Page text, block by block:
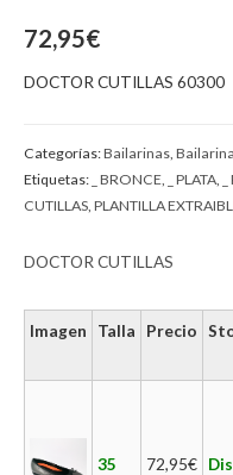
72,95€
DOCTOR CUTILLAS 60300
Categorías:Bailarinas
Etiquetas: _ BRONCE _ PLATA
CUTILLAS PLANTILLA
DOCTOR CUTILLAS
Imagen Talla Precio
35 72,95€